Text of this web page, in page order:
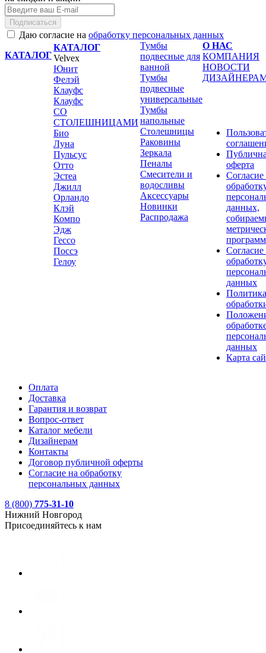
Подписаться
Даю согласие на обработку персональных данных
КАТАЛОГ
КАТАЛОГ
Velvex
Юнит
Фелэй
Клауфс
Клауфс
СО
СТОЛЕШНИЦАМИ
Био
Луна
Пульсус
Отто
Эстеа
Джилл
Орландо
Клэй
Компо
Эдж
Гессо
Поссэ
Гелоу
Тумбы
подвесные для
ванной
Тумбы
подвесные
универсальные
Тумбы
напольные
Столешницы
Раковины
Зеркала
Пеналы
Смесители и
водосливы
Аксессуары
Новинки
Распродажа
О НАС
КОМПАНИЯ
НОВОСТИ
оферта
Согласие
данных,
Согласие
данных
Политика
данных
Карта
Оплата
Доставка
Гарантия и возврат
Вопрос-ответ
Каталог мебели
Дизайнерам
Контакты
Договор публичной оферты
Согласие на обработку
персональных данных
8 (800) 775-31-10
Нижний Новгород
Присоединяйтесь к нам